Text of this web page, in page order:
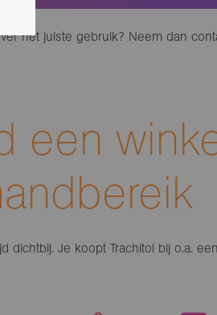
het juiste gebruik? Neem dan
een
dichtbij. Je koopt Trachitol bij o.a.